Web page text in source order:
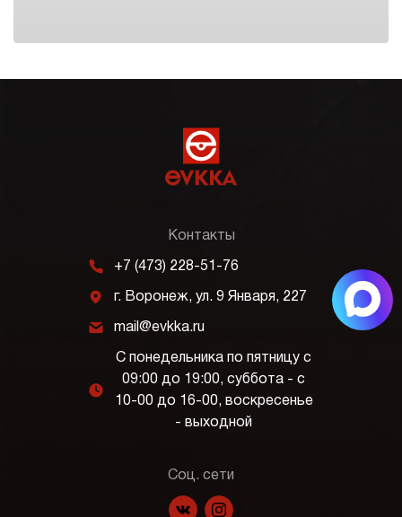
Контакты
m +7 (473) 228-51-76
j г. Воронеж, ул. 9 Января, 227
k mail@evkka.ru
l
С понедельника по пятницу с
09:00 до 19:00, суббота - с
10-00 до 16-00, воскресенье
- выходной
Соц. сети
f p